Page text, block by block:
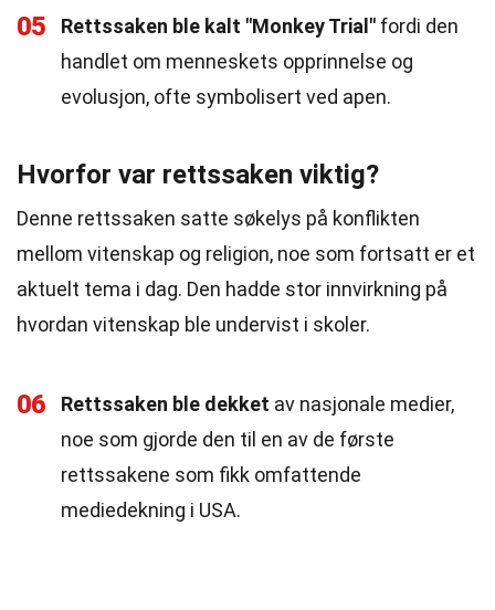
05 Rettssaken ble kalt "Monkey Trial" fordi den
handlet om menneskets opprinnelse og
evolusjon, ofte symbolisert ved apen.
Hvorfor var rettssaken viktig?
Denne rettssaken satte søkelys på konflikten
mellom vitenskap og religion, noe som fortsatt er et
aktuelt tema i dag. Den hadde stor innvirkning på
hvordan vitenskap ble undervist i skoler.
06 Rettssaken ble dekket av nasjonale medier,
noe som gjorde den til en av de første
rettssakene som fikk omfattende
mediedekning i USA.